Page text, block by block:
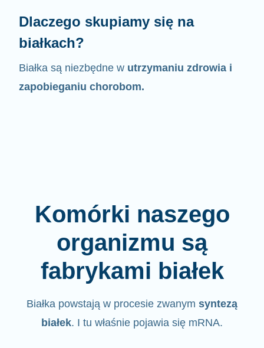
Dlaczego skupiamy się na
białkach?
Białka są niezbędne w utrzymaniu zdrowia i
zapobieganiu chorobom.
Komórki naszego
organizmu są
fabrykami białek
Białka powstają w procesie zwanym syntezą
białek. I tu właśnie pojawia się mRNA.